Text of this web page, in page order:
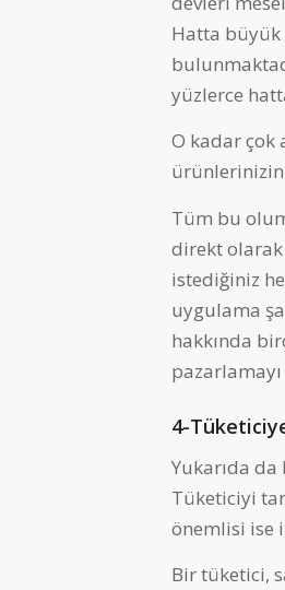
Hatta
yüzlerce
O kadar çok
Tüm bu
direkt
istediğiniz
uygulama
hakkında
4-
Yukarıda
Tüketiciyi
önemlisi ise
Bir tüketici,